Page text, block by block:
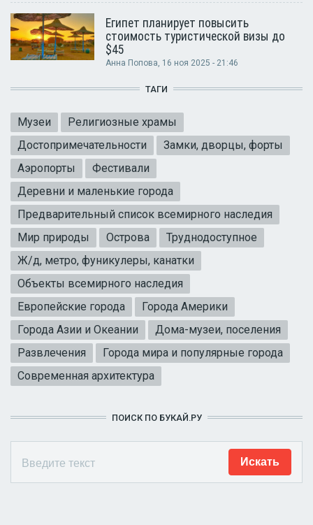
Египет планирует повысить
стоимость туристической визы до
$45
Анна Попова, 16 ноя 2025 - 21:46
ТАГИ
Музеи
Религиозные храмы
Достопримечательности
Замки, дворцы, форты
Аэропорты
Фестивали
Деревни и маленькие города
Предварительный список всемирного наследия
Мир природы
Острова
Труднодоступное
Ж/д, метро, фуникулеры, канатки
Объекты всемирного наследия
Европейские города
Города Америки
Города Азии и Океании
Дома-музеи, поселения
Развлечения
Города мира и популярные города
Современная архитектура
ПОИСК ПО БУКАЙ.РУ